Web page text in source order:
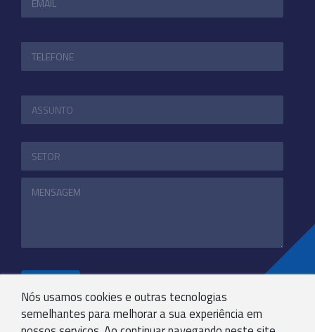
Nós usamos cookies e outras tecnologias
semelhantes para melhorar a sua experiência em